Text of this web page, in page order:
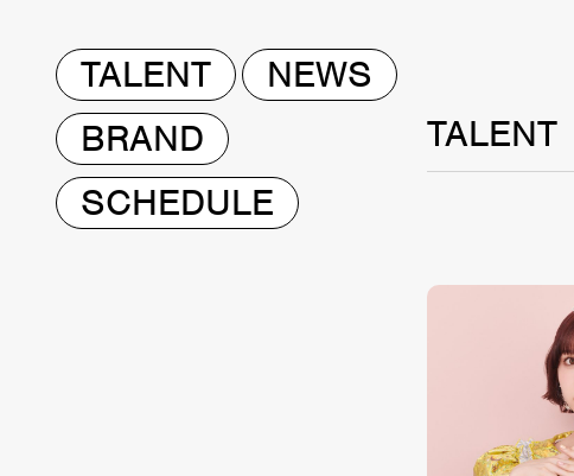
TALENT
NEWS
BRAND
SCHEDULE
TALENT